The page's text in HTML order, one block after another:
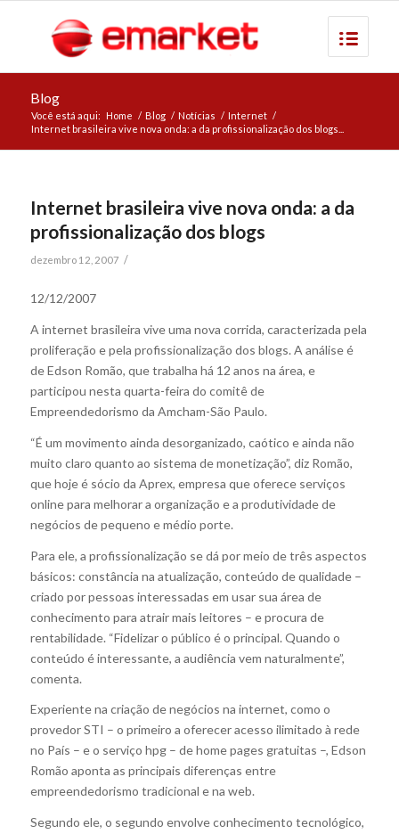
Blog
Você está aqui: Home / Blog / Notícias / Internet /
Internet brasileira vive nova onda: a da profissionalização dos blogs...
Internet brasileira vive nova onda: a da
profissionalização dos blogs
dezembro 12, 2007 /
12/12/2007
A internet brasileira vive uma nova corrida, caracterizada pela
proliferação e pela profissionalização dos blogs. A análise é
de Edson Romão, que trabalha há 12 anos na área, e
participou nesta quarta-feira do comitê de
Empreendedorismo da Amcham-São Paulo.
“É um movimento ainda desorganizado, caótico e ainda não
muito claro quanto ao sistema de monetização”, diz Romão,
que hoje é sócio da Aprex, empresa que oferece serviços
online para melhorar a organização e a produtividade de
negócios de pequeno e médio porte.
Para ele, a profissionalização se dá por meio de três aspectos
básicos: constância na atualização, conteúdo de qualidade –
criado por pessoas interessadas em usar sua área de
conhecimento para atrair mais leitores – e procura de
rentabilidade. “Fidelizar o público é o principal. Quando o
conteúdo é interessante, a audiência vem naturalmente”,
comenta.
Experiente na criação de negócios na internet, como o
provedor STI – o primeiro a oferecer acesso ilimitado à rede
no País – e o serviço hpg – de home pages gratuitas –, Edson
Romão aponta as principais diferenças entre
empreendedorismo tradicional e na web.
Segundo ele, o segundo envolve conhecimento tecnológico,